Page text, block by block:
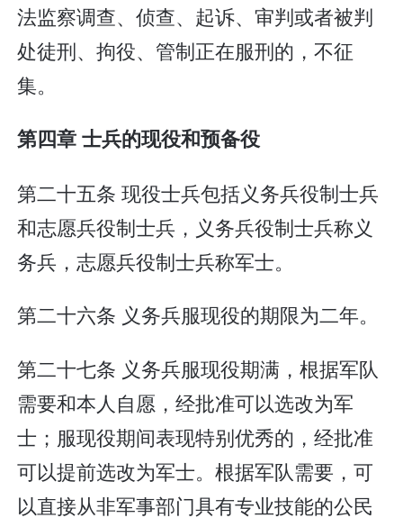
法监察调查、侦查、起诉、审判或者被判
处徒刑、拘役、管制正在服刑的，不征
集。
第四章 士兵的现役和预备役
第二十五条 现役士兵包括义务兵役制士兵
和志愿兵役制士兵，义务兵役制士兵称义
务兵，志愿兵役制士兵称军士。
第二十六条 义务兵服现役的期限为二年。
第二十七条 义务兵服现役期满，根据军队
需要和本人自愿，经批准可以选改为军
士；服现役期间表现特别优秀的，经批准
可以提前选改为军士。根据军队需要，可
以直接从非军事部门具有专业技能的公民